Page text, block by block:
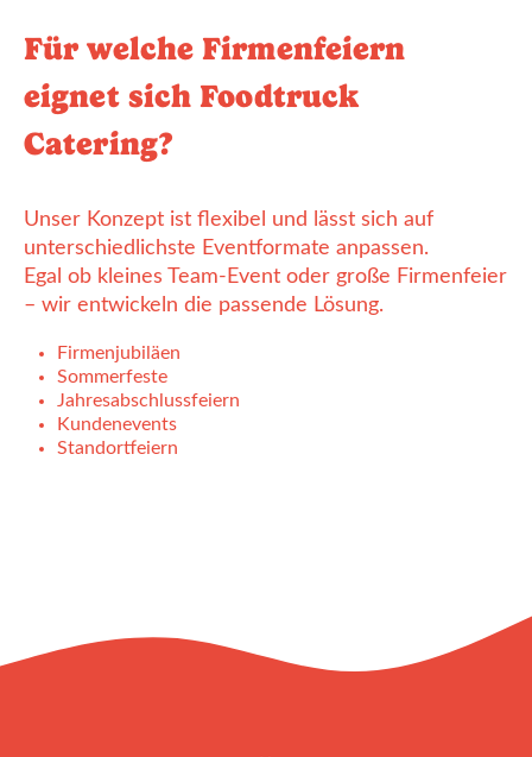
Für welche Firmenfeiern
eignet sich Foodtruck
Catering?
Unser Konzept ist flexibel und lässt sich auf
unterschiedlichste Eventformate anpassen.
Egal ob kleines Team-Event oder große Firmenfeier
– wir entwickeln die passende Lösung.
Firmenjubiläen
Sommerfeste
Jahresabschlussfeiern
Kundenevents
Standortfeiern